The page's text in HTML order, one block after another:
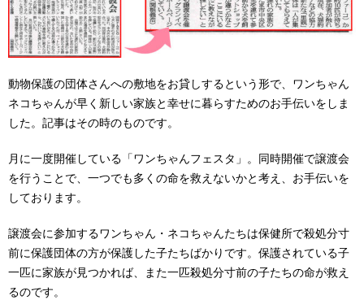
動物保護の団体さんへの敷地をお貸しするという形で、ワンちゃん
ネコちゃんが早く新しい家族と幸せに暮らすためのお手伝いをしま
した。記事はその時のものです。
月に一度開催している「ワンちゃんフェスタ」。同時開催で譲渡会
を行うことで、一つでも多くの命を救えないかと考え、お手伝いを
しております。
譲渡会に参加するワンちゃん・ネコちゃんたちは保健所で殺処分寸
前に保護団体の方が保護した子たちばかりです。保護されている子
一匹に家族が見つかれば、また一匹殺処分寸前の子たちの命が救え
るのです。